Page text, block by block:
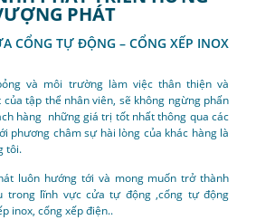
PHÁT
CỔNG TỰ ĐỘNG – CỔNG XẾP INOX
và môi trường làm việc thân thiện và
tập thể nhân viên, sẽ không ngừng phấn
hàng những giá trị tốt nhất thông qua các
phương châm sự hài lòng của khác hàng là
tôi.
luôn hướng tới và mong muốn trở thành
trong lĩnh vực cửa tự động ,cổng tự động
inox, cổng xếp điện..